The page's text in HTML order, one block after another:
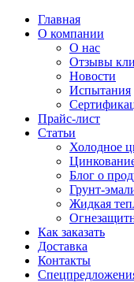
Главная
О компании
О нас
Отзывы
Новости
Испытания
Прайс-лист
Статьи
Холодное
Блог о
Грунт-
Жидкая
Как заказать
Доставка
Контакты